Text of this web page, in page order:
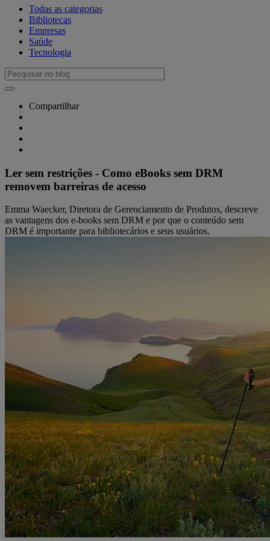
Todas as categorias
Bibliotecas
Empresas
Saúde
Tecnologia
Compartilhar
Ler sem restrições - Como eBooks sem DRM
removem barreiras de acesso
Emma Waecker, Diretora de Gerenciamento de Produtos, descreve
as vantagens dos e-books sem DRM e por que o conteúdo sem
DRM é importante para bibliotecários e seus usuários.